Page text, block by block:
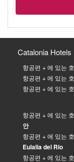
Catalonia Hotels
항공편 + 에 있는
항공편 + 에 있는
항공편 + 에 있는
항공편 + 에 있는
안
항공편 + 에 있는
Eulalia del Rio
항공편 + 에 있는